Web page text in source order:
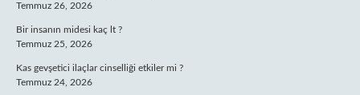
Temmuz 26, 2026
Bir insanın midesi kaç lt ?
Temmuz 25, 2026
Kas gevşetici ilaçlar cinselliği etkiler mi ?
Temmuz 24, 2026